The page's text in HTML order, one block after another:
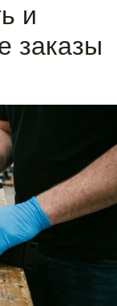
и
заказы